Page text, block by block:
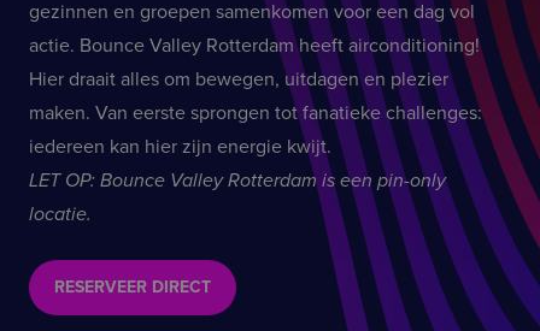
gezinnen en groepen samenkomen voor een dag vol
actie. Bounce Valley Rotterdam heeft airconditioning!
Hier draait alles om bewegen, uitdagen en plezier
maken. Van eerste sprongen tot fanatieke challenges:
iedereen kan hier zijn energie kwijt.
LET OP: Bounce Valley Rotterdam is een pin-only
locatie.
RESERVEER DIRECT